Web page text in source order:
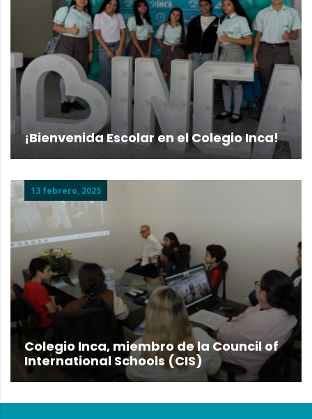
¡Bienvenida Escolar en el Colegio Inca!
13 febrero, 2025
Colegio Inca, miembro de la Council of
International Schools (CIS)